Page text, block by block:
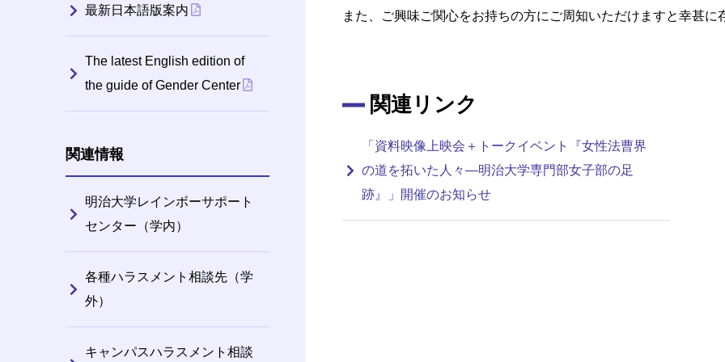
また、ご興味ご関心をお持ちの方にご周知いただけますと幸甚に
関連リンク
「資料映像上映会＋トークイベント『女性法曹界
の道を拓いた人々—明治大学専門部女子部の足
跡』」開催のお知らせ
最新日本語版案内
The latest English edition of
the guide of Gender Center
関連情報
明治大学レインボーサポート
センター（学内）
各種ハラスメント相談先（学
外）
キャンパスハラスメント相談